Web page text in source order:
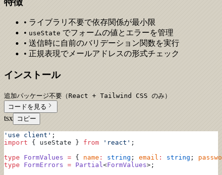
• ライブラリ不要で依存関係が最小限
• useState でフォームの値とエラーを管理
• 送信時に自前のバリデーション関数を実行
• 正規表現でメールアドレスの形式チェック
インストール
追加パッケージ不要（React + Tailwind CSS のみ）
コードを見る
tsx コピー
'use client' ;
import { useState } from 'react' ;
type FormValues = { name : string ; email : string ;
type FormErrors = Partial <FormValues>;